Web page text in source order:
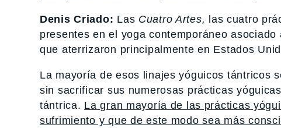
Denis Criado: Las Cuatro Artes, las cuatro
presentes en el yoga contemporáneo asociado
que aterrizaron principalmente en Estados
La mayoría de esos linajes yóguicos tántricos
sin sacrificar sus numerosas prácticas
tántrica. La gran mayoría de las prácticas
sufrimiento y que de este modo sea más